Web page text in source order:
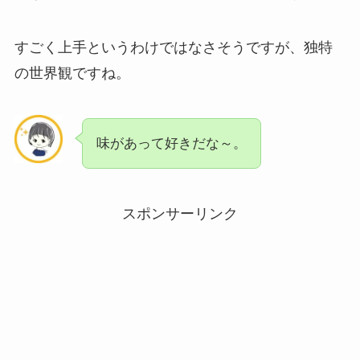
すごく上手というわけではなさそうですが、独特
の世界観ですね。
味があって好きだな～。
スポンサーリンク